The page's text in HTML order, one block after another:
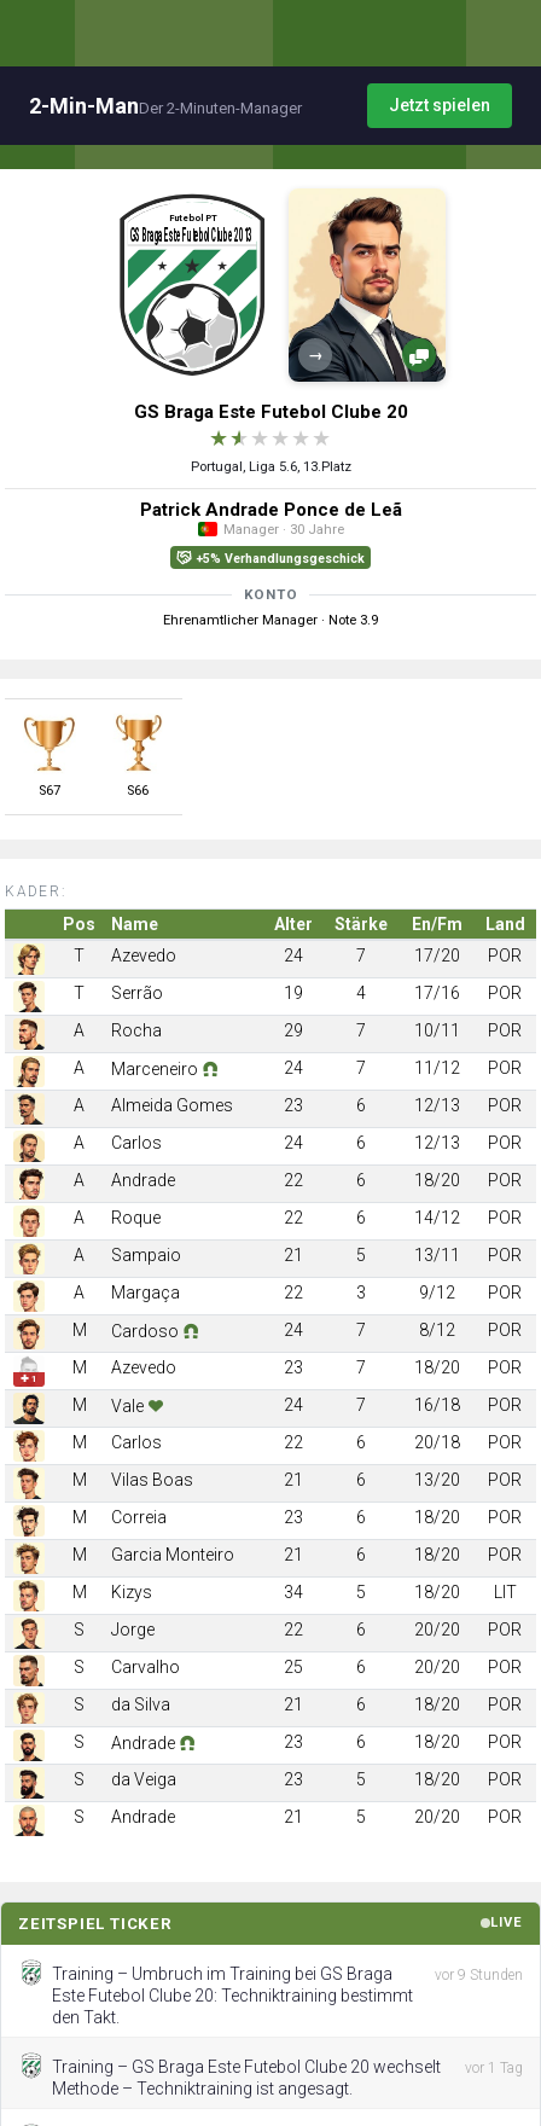
2-Min-ManDer 2-Minuten-Manager Jetzt spielen
→
GS Braga Este Futebol Clube 20
★★ ★ ★ ★ ★
Portugal, Liga 5.6, 13.Platz
Patrick Andrade Ponce de Leã
Manager · 30 Jahre
+5% Verhandlungsgeschick
KONTO
Ehrenamtlicher Manager · Note 3.9
S67 S66
KADER:
Pos Name Alter Stärke En/Fm
Land
T
Azevedo 24 7 17/20
POR
T
Serrão 19 4 17/16
POR
A
Rocha 29 7 10/11
POR
A
Marceneiro 24 7 11/12
POR
A
Almeida Gomes 23 6 12/13
POR
A
Carlos 24 6 12/13
POR
A
Andrade 22 6 18/20
POR
A
Roque 22 6 14/12
POR
A
Sampaio 21 5 13/11
POR
A
Margaça 22 3 9/12
POR
M
Cardoso 24 7 8/12 POR
✚ 1
M Azevedo 23 7 18/20
POR
M
Vale 24 7 16/18
POR
M
Carlos 22 6 20/18
POR
M
Vilas Boas 21 6 13/20
POR
M
Correia 23 6 18/20
POR
M
Garcia Monteiro 21 6 18/20
POR
M
Kizys 34 5 18/20
LIT
S
Jorge 22 6 20/20
POR
S
Carvalho 25 6 20/20
POR
S
da Silva 21 6 18/20
POR
S
Andrade 23 6 18/20
POR
S
da Veiga 23 5 18/20
POR
S
Andrade 21 5 20/20 POR
ZEITSPIEL TICKER LIVE
Training – Umbruch im Training bei GS Braga
Este Futebol Clube 20: Techniktraining bestimmt
den Takt.
vor 9 Stunden
Training – GS Braga Este Futebol Clube 20 wechselt
Methode – Techniktraining ist angesagt.
vor 1 Tag